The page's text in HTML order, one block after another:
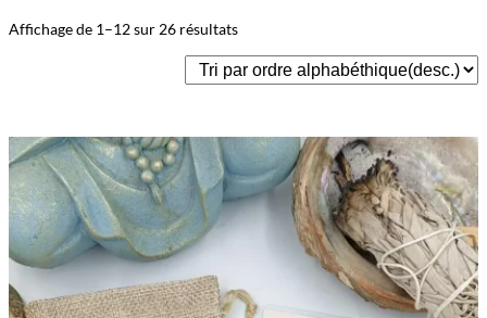
Affichage de 1–12 sur 26 résultats